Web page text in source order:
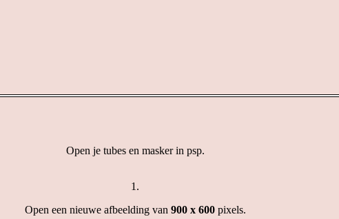
Open je tubes en masker in psp.
1.
Open een nieuwe afbeelding van 900 x 600pixels.